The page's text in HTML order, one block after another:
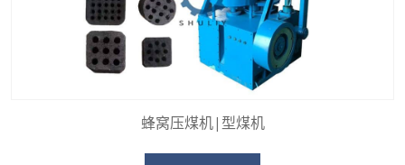
蜂窝压煤机|型煤机